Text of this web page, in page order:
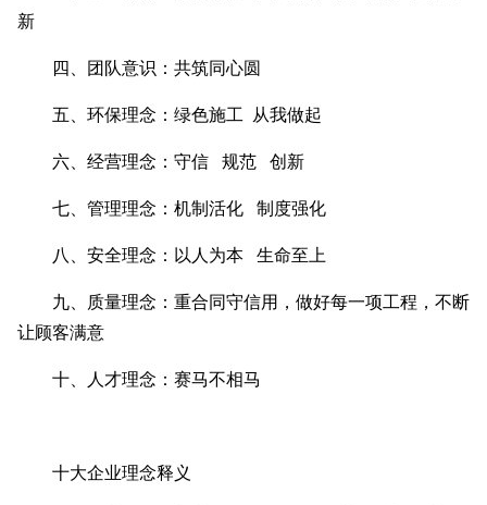
新
四、团队意识：共筑同心圆
五、环保理念：绿色施工 从我做起
六、经营理念：守信 规范 创新
七、管理理念：机制活化 制度强化
八、安全理念：以人为本 生命至上
九、质量理念：重合同守信用，做好每一项工程，不断
让顾客满意
十、人才理念：赛马不相马
十大企业理念释义